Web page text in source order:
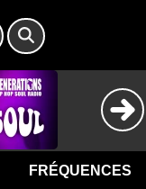
FRÉQUENCES